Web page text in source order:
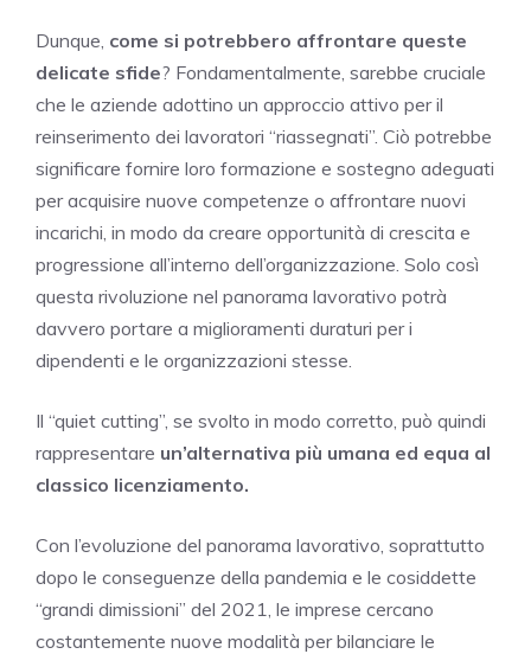
Dunque, come si potrebbero affrontare queste
delicate sfide? Fondamentalmente, sarebbe cruciale
che le aziende adottino un approccio attivo per il
reinserimento dei lavoratori “riassegnati”. Ciò potrebbe
significare fornire loro formazione e sostegno adeguati
per acquisire nuove competenze o affrontare nuovi
incarichi, in modo da creare opportunità di crescita e
progressione all’interno dell’organizzazione. Solo così
questa rivoluzione nel panorama lavorativo potrà
davvero portare a miglioramenti duraturi per i
dipendenti e le organizzazioni stesse.
Il “quiet cutting”, se svolto in modo corretto, può quindi
rappresentare un’alternativa più umana ed equa al
classico licenziamento.
Con l’evoluzione del panorama lavorativo, soprattutto
dopo le conseguenze della pandemia e le cosiddette
“grandi dimissioni” del 2021, le imprese cercano
costantemente nuove modalità per bilanciare le